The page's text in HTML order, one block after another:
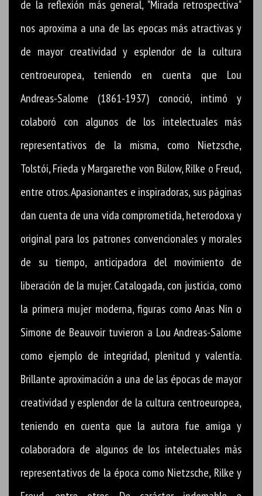
de la reflexión más general, "Mirada retrospectiva"
nos aproxima a una de las epocas más atractivas y
de mayor creatividad y esplendor de la cultura
centroeuropea, teniendo en cuenta que Lou
Andreas-Salome (1861-1937) conoció, intimó y
colaboró con algunos de los intelectuales más
representativos de la misma, como Nietzsche,
Tolstói, Frieda y Margarethe von Bülow, Rilke o Freud,
entre otros. Apasionantes e inspiradoras, sus páginas
dan cuenta de una vida comprometida, heterodoxa y
original para los patrones convencionales y morales
de su tiempo, anticipadora del movimiento de
liberación de la mujer. Catalogada, con justicia, como
la primera mujer moderna, figuras como Anas Nin o
Simone de Beauvoir tuvieron a Lou Andreas-Salome
como ejemplo de integridad, plenitud y valentía.
Brillante aproximación a una de las épocas de mayor
creatividad y esplendor de la cultura centroeuropea,
teniendo en cuenta que la autora fue amiga y
colaboradora de algunos de los intelectuales más
representativos de la época como Nietzsche, Rilke y